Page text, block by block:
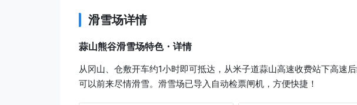
出租车
滑雪场详情
蒜山熊谷滑雪场特色・详情
从冈山、仓敷开车约1小时即可抵达，从米子道蒜山高速收费站下高
可以前来尽情滑雪。滑雪场已导入自动检票闸机，方便快捷！